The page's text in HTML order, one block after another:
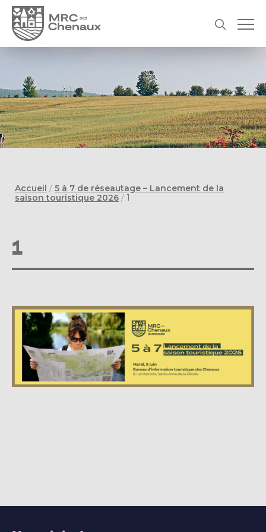
Accueil / 5 à 7 de réseautage – Lancement de la
saison touristique 2026 / 1
1